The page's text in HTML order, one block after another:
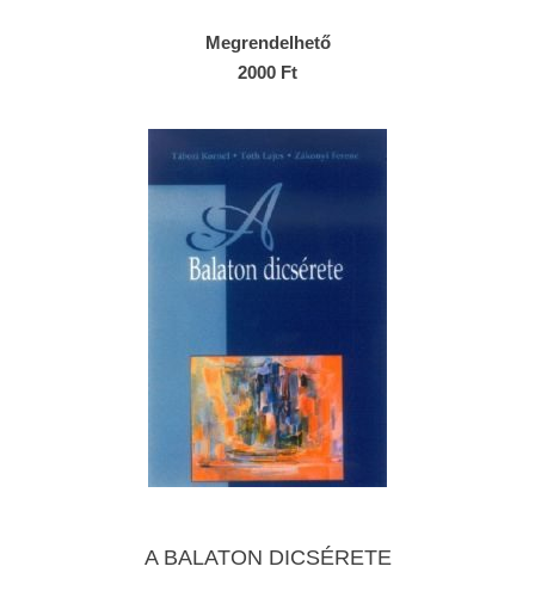
Megrendelhető
2000 Ft
A BALATON DICSÉRETE